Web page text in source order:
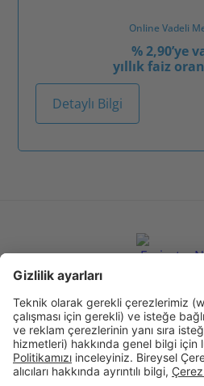
Online Vadeli
% 2,90’ye
yıllık faiz
Detaylı Bilgi
Birikim & Finansman
Hakkımızda
İnsan
ŞubelerimizİletişimRandevu
Hizmet SözleşmeleriTasarruf
GüvenlikResmi Tatil